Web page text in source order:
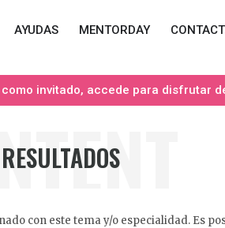
AYUDAS MENTORDAY
invitado, accede para disfrutar
con este tema y/o especialidad. Es